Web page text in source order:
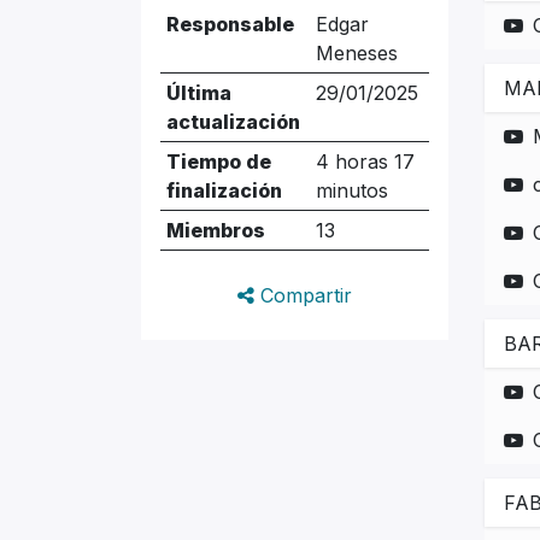
Responsable
Edgar
Meneses
Última
actualización
29/01/2025
Tiempo de
finalización
4 horas 17
minutos
Miembros
13
Compartir